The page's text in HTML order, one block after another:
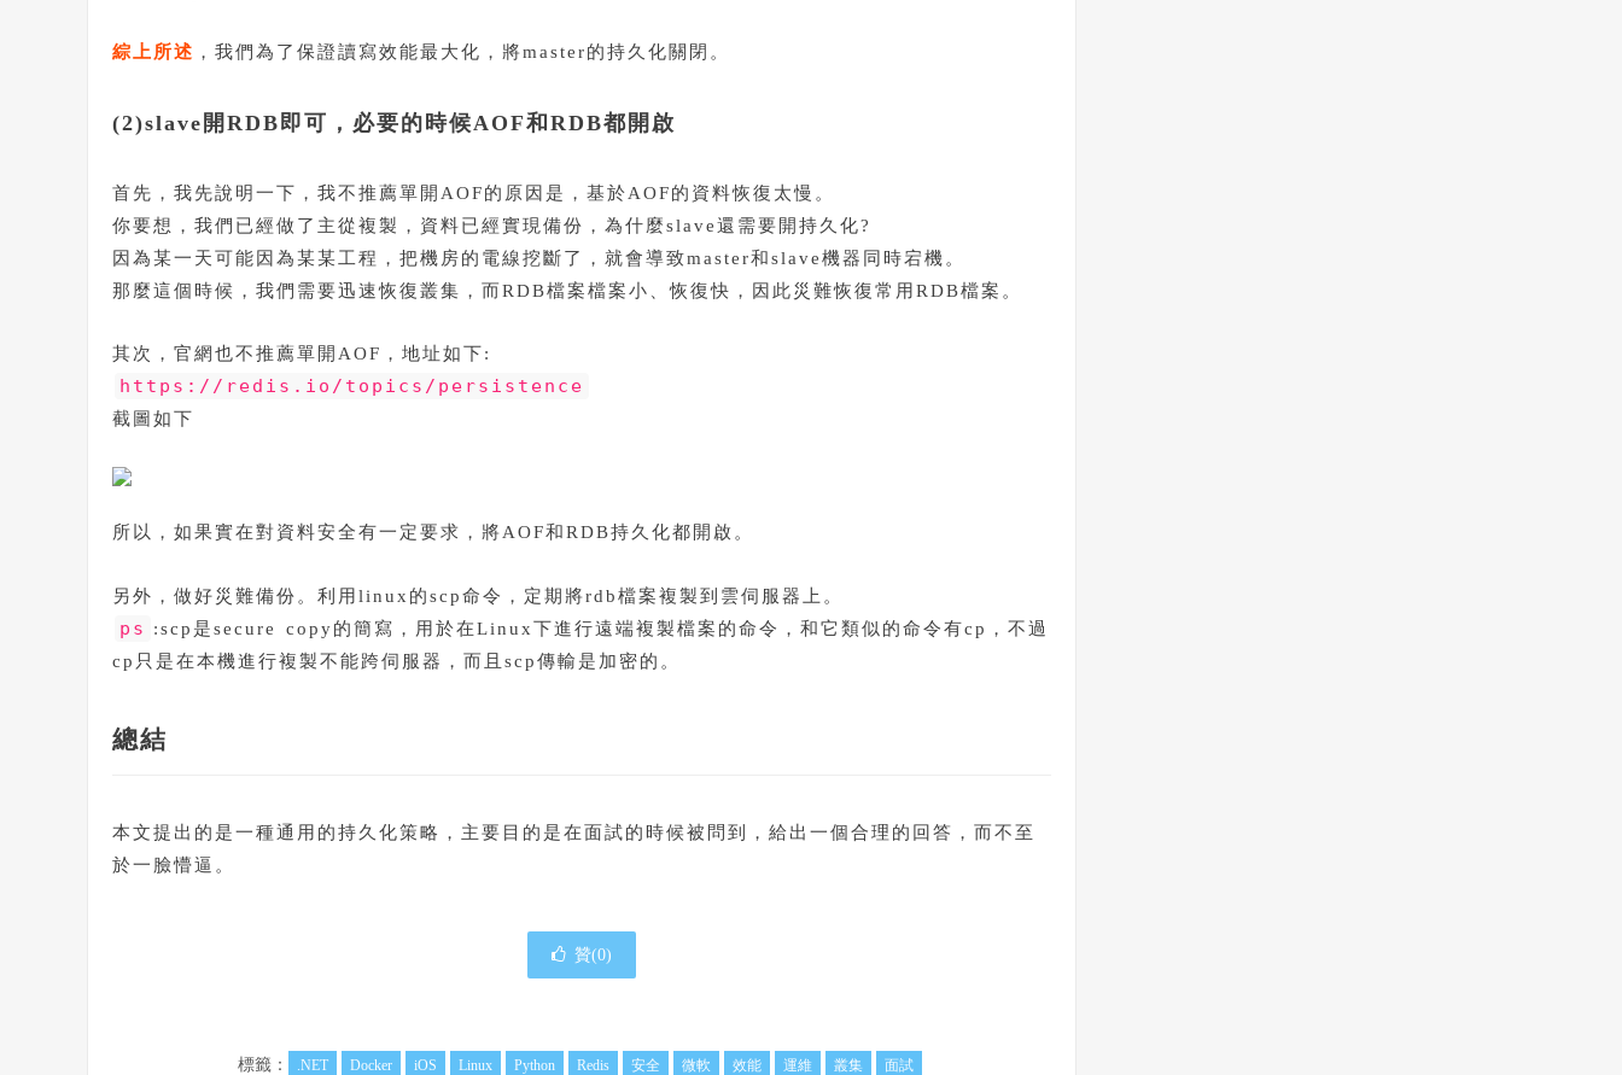
綜上所述 ，我們為了保證讀寫效能最大化，將master的持久化關閉。
(2)slave開RDB即可，必要的時候AOF和RDB都開啟
首先，我先說明一下，我不推薦單開AOF的原因是，基於AOF的資料恢復太慢。
你要想，我們已經做了主從複製，資料已經實現備份，為什麼slave還需要開持久化?
因為某一天可能因為某某工程，把機房的電線挖斷了，就會導致master和slave機器同時宕機。
那麼這個時候，我們需要迅速恢復叢集，而RDB檔案檔案小、恢復快，因此災難恢復常用RDB檔案。
其次，官網也不推薦單開AOF，地址如下:
https://redis.io/topics/persistence
截圖如下
所以，如果實在對資料安全有一定要求，將AOF和RDB持久化都開啟。
另外，做好災難備份。利用linux的scp命令，定期將rdb檔案複製到雲伺服器上。
ps
:scp是secure copy的簡寫，用於在Linux下進行遠端複製檔案的命令，和它類似的命令有cp，不過
cp只是在本機進行複製不能跨伺服器，而且scp傳輸是加密的。
總結
本文提出的是一種通用的持久化策略，主要目的是在面試的時候被問到，給出一個合理的回答，而不至
於一臉懵逼。
贊(0)
標籤： .NET Docker iOS Linux Python Redis 安全 微軟 效能 運維 叢集 面試